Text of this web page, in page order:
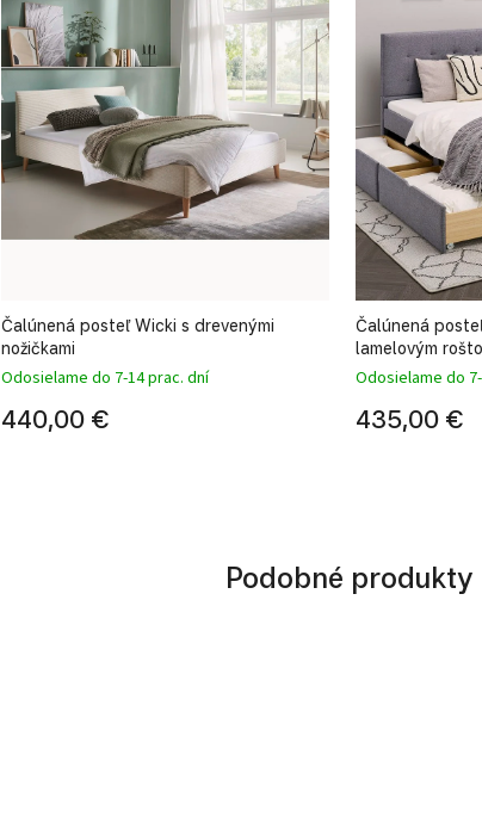
Čalúnená posteľ Wicki s drevenými
nožičkami
Odosielame do 7-14 prac. dní
440,00 €
Čalúnená
lamelovým
Odosielame do
435,00 €
Podobné produkty